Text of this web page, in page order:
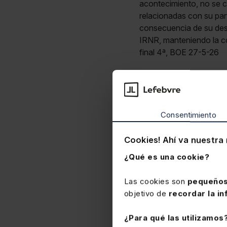
Consentimiento
Cookies! Ahí va nuestra
¿Qué es una cookie?
Las cookies son
objetivo de recordar la
¿Para qué las
acontecimiento, no se
relacionadas con su
consecuencia de su
IRNR, manteniendo la
final 4ª, BOE 27-5-26